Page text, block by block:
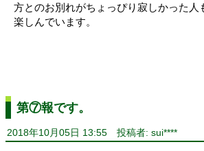
方とのお別れがちょっぴり寂しかった人
楽しんでいます。
第⑦報です。
2018年10月05日 13:55 投稿者: sui****